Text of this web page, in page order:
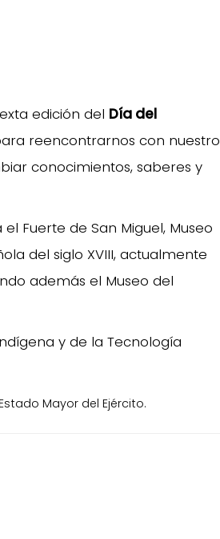
edición del Día del
reencontrarnos con nuestro
conocimientos, saberes y
el Fuerte de San Miguel, Museo
del siglo XVIII, actualmente
además el Museo del
y de la Tecnología
Mayor del Ejército.